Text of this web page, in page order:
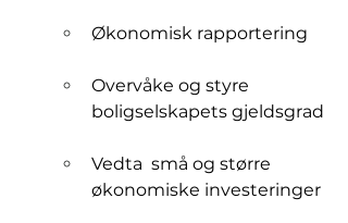
Økonomisk rapportering
Overvåke og styre
boligselskapets gjeldsgrad
Vedta  små og større
økonomiske investeringer